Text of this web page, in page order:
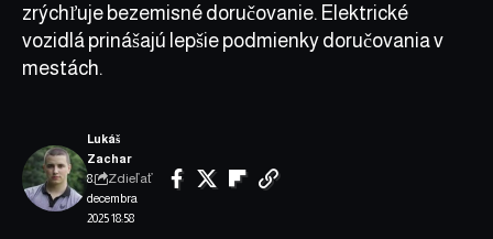
zrýchľuje bezemisné doručovanie. Elektrické
vozidlá prinášajú lepšie podmienky doručovania v
mestách.
8.
decembra
2025 18:58
Lukáš
Zachar
Zdieľať